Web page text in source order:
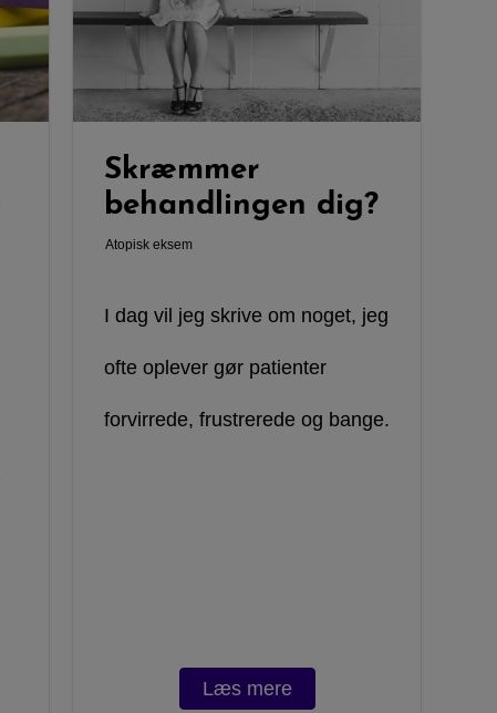
Skræmmer
behandlingen dig?
Atopisk eksem
I dag vil jeg skrive om noget, jeg
ofte oplever gør patienter
forvirrede, frustrerede og bange.
Læs mere